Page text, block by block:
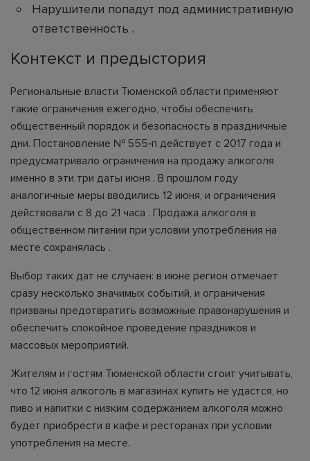
Нарушители попадут под административную
ответственность .
Контекст и предыстория
Региональные власти Тюменской области применяют
такие ограничения ежегодно, чтобы обеспечить
общественный порядок и безопасность в праздничные
дни. Постановление № 555‑п действует с 2017 года и
предусматривало ограничения на продажу алкоголя
именно в эти три даты июня . В прошлом году
аналогичные меры вводились 12 июня, и ограничения
действовали с 8 до 21 часа . Продажа алкоголя в
общественном питании при условии употребления на
месте сохранялась .
Выбор таких дат не случаен: в июне регион отмечает
сразу несколько значимых событий, и ограничения
призваны предотвратить возможные правонарушения и
обеспечить спокойное проведение праздников и
массовых мероприятий.
Жителям и гостям Тюменской области стоит учитывать,
что 12 июня алкоголь в магазинах купить не удастся, но
пиво и напитки с низким содержанием алкоголя можно
будет приобрести в кафе и ресторанах при условии
употребления на месте.